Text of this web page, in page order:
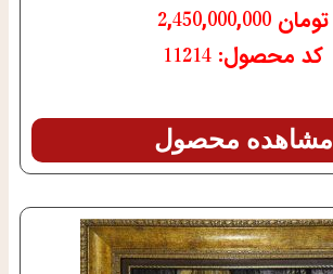
تومان
کد محصول: 11214
مشاهده محصول